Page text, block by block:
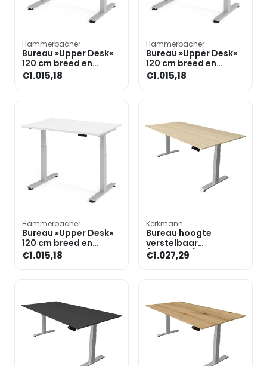
Hammerbacher
Bureau »Upper Desk«
120 cm breed en
elektrisch in hoogte
verstelbaar tot 128,5 c
€1.015,18
Hammerbacher
Bureau »Upper Desk«
120 cm breed en
elektrisch in hoogte
verstelbaar tot 128,5 c
€1.015,18
Hammerbacher
Bureau »Upper Desk«
120 cm breed en
elektrisch in hoogte
verstelbaar tot 128,5 c
€1.015,18
Kerkmann
Bureau hoogte
verstelbaar
(elektrisch) »Move 4«
200 cm T-poot
€1.027,29